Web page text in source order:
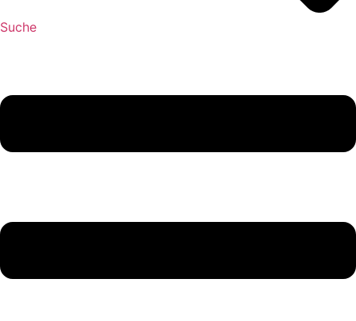
Suche